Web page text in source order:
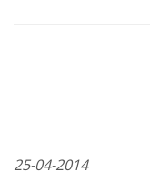
25-04-2014